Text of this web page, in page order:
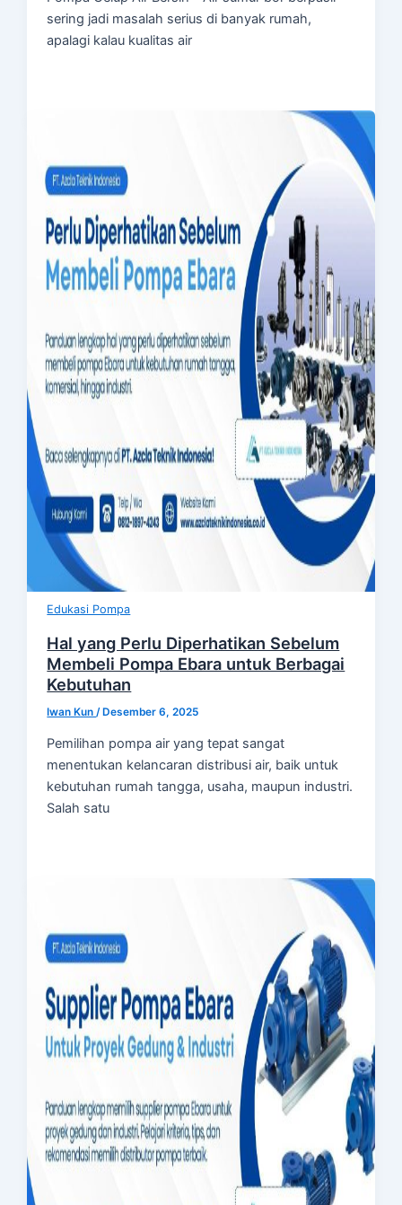
sering jadi masalah serius di banyak rumah,
apalagi kalau kualitas air
Edukasi Pompa
Hal yang Perlu Diperhatikan Sebelum
Membeli Pompa Ebara untuk Berbagai
Kebutuhan
Iwan Kun /Desember 6, 2025
Pemilihan pompa air yang tepat sangat
menentukan kelancaran distribusi air, baik untuk
kebutuhan rumah tangga, usaha, maupun industri.
Salah satu